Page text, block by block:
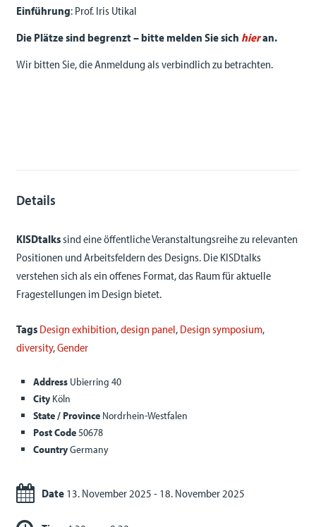
Einführung: Prof. Iris Utikal
Die Plätze sind begrenzt – bitte melden Sie sich hieran.
Wir bitten Sie, die Anmeldung als verbindlich zu betrachten.
Details
KISDtalkssind eine öffentliche Veranstaltungsreihe zu relevanten
Positionen und Arbeitsfeldern des Designs. Die KISDtalks
verstehen sich als ein offenes Format, das Raum für aktuelle
Fragestellungen im Design bietet.
Tags Design exhibition,design panel, Design symposium,
diversity,Gender
AddressUbierring 40
CityKöln
State / ProvinceNordrhein-Westfalen
Post Code50678
CountryGermany
Date13. November 2025 - 18. November 2025